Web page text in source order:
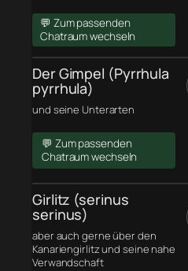
💬 Zum passenden
Chatraum wechseln
Der Gimpel (Pyrrhula
pyrrhula)
und seine Unterarten
💬 Zum passenden
Chatraum wechseln
Girlitz (serinus
serinus)
aber auch gerne über den
Kanariengirlitz und seine nahe
Verwandschaft